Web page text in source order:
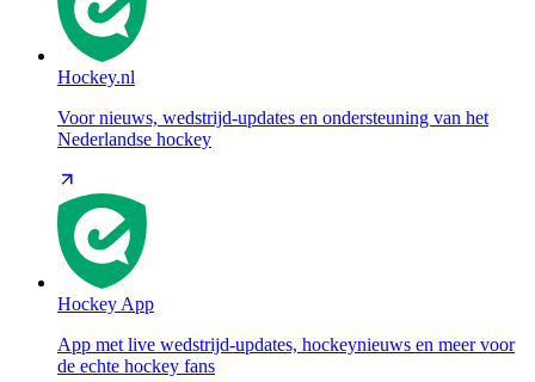
Hockey.nl
Voor nieuws, wedstrijd-updates en ondersteuning van het
Nederlandse hockey
Hockey App
App met live wedstrijd-updates, hockeynieuws en meer voor
de echte hockey fans